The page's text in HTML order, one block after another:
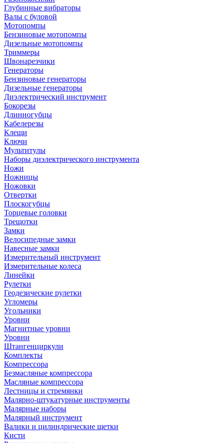
Глубинные вибраторы
Валы с буловой
Мотопомпы
Бензиновые мотопомпы
Дизельные мотопомпы
Триммеры
Швонарезчики
Генераторы
Бензиновые генераторы
Дизельные генераторы
Диэлектрический инструмент
Бокорезы
Длинногубцы
Кабелерезы
Клещи
Ключи
Мультитулы
Наборы диэлектрического инструмента
Ножи
Ножницы
Ножовки
Отвертки
Плоскогубцы
Торцевые головки
Трещотки
Замки
Велосипедные замки
Навесные замки
Измерительный инструмент
Измерительные колеса
Линейки
Рулетки
Геодезические рулетки
Угломеры
Угольники
Уровни
Магнитные уровни
Уровни
Штангенциркули
Комплекты
Компрессора
Безмасляные компрессора
Масляные компрессора
Лестницы и стремянки
Малярно-штукатурные инструменты
Малярные наборы
Малярный инструмент
Валики и цилиндрические щетки
Кисти